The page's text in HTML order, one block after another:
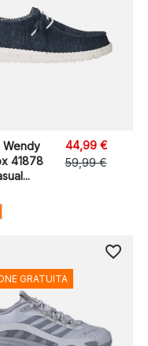
Wendy
41878
44,99 €
59,99 €
GRATUITA
favorite_border